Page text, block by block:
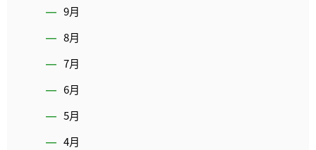
9月
8月
7月
6月
5月
4月